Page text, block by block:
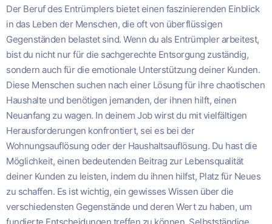
Der Beruf des Entrümplers bietet einen faszinierenden Einblick
in das Leben der Menschen, die oft von überflüssigen
Gegenständen belastet sind. Wenn du als Entrümpler arbeitest,
bist du nicht nur für die sachgerechte Entsorgung zuständig,
sondern auch für die emotionale Unterstützung deiner Kunden.
Diese Menschen suchen nach einer Lösung für ihre chaotischen
Haushalte und benötigen jemanden, der ihnen hilft, einen
Neuanfang zu wagen. In deinem Job wirst du mit vielfältigen
Herausforderungen konfrontiert, sei es bei der
Wohnungsauflösung oder der Haushaltsauflösung. Du hast die
Möglichkeit, einen bedeutenden Beitrag zur Lebensqualität
deiner Kunden zu leisten, indem du ihnen hilfst, Platz für Neues
zu schaffen. Es ist wichtig, ein gewisses Wissen über die
verschiedensten Gegenstände und deren Wert zu haben, um